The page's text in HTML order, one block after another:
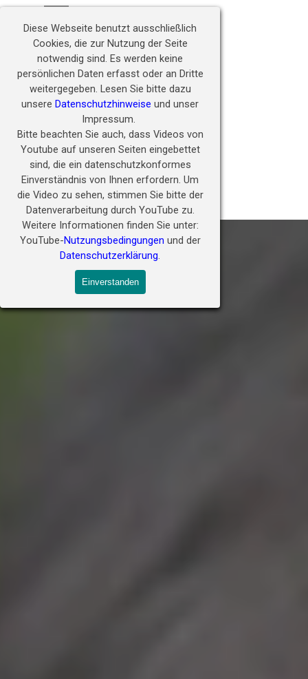
Diese Webseite benutzt ausschließlich
Cookies, die zur Nutzung der Seite
notwendig sind. Es werden keine
persönlichen Daten erfasst oder an Dritte
weitergegeben. Lesen Sie bitte dazu
unsere Datenschutzhinweise und unser
Impressum.
Bitte beachten Sie auch, dass Videos von
Youtube auf unseren Seiten eingebettet
sind, die ein datenschutzkonformes
Einverständnis von Ihnen erfordern. Um
die Video zu sehen, stimmen Sie bitte der
Datenverarbeitung durch YouTube zu.
Weitere Informationen finden Sie unter:
YouTube-Nutzungsbedingungen und der
Datenschutzerklärung.
Einverstanden
Direkt zum Seiteninhalt
Zukunft ermöglichen
Spenden